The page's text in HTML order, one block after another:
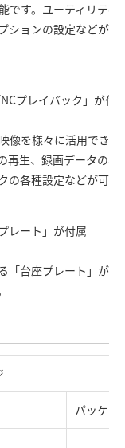
です。ユーティリテ
ションの設定などが可
プレイバック」が付
像を様々に活用でき
再生、録画データの
の各種設定などが可能
レート」が付属
「台座プレート」が
パッケー